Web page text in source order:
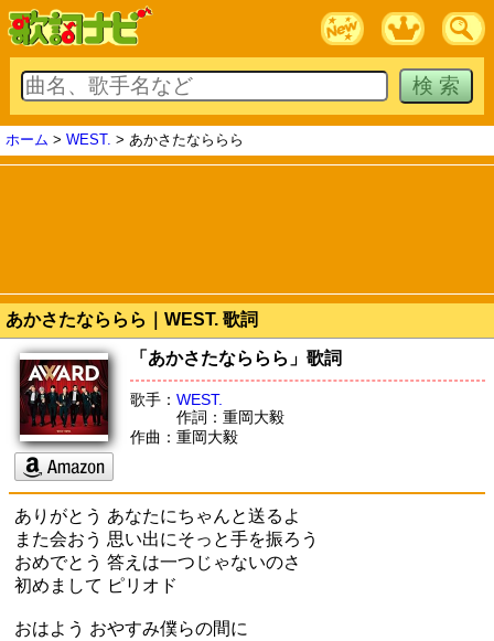
ホーム > WEST. > あかさたなららら
あかさたなららら｜WEST. 歌詞
「あかさたなららら」歌詞
歌手： WEST.
作詞：重岡大毅
作曲：重岡大毅
ありがとう あなたにちゃんと送るよ
また会おう 思い出にそっと手を振ろう
おめでとう 答えは一つじゃないのさ
初めまして ピリオド
おはよう おやすみ僕らの間に